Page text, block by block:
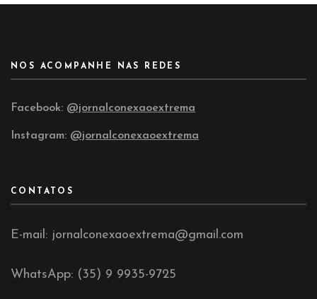
NOS ACOMPANHE NAS REDES
Facebook: @jornalconexaoextrema
Instagram: @jornalconexaoextrema
CONTATOS
E-mail: jornalconexaoextrema@gmail.com
WhatsApp: (35) 9 9935-9725